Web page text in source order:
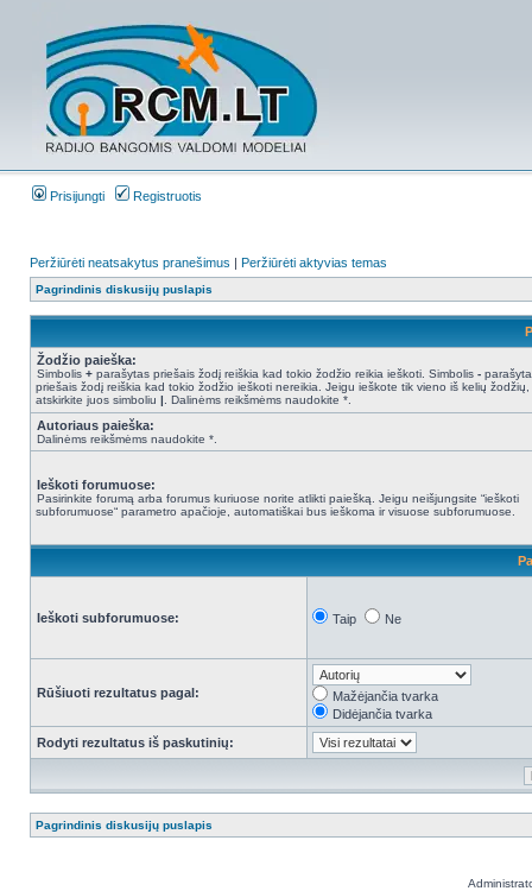
Prisijungti Registruotis
Peržiūrėti neatsakytus pranešimus | Peržiūrėti aktyvias temas
Pagrindinis diskusijų puslapis
Žodžio paieška:
Simbolis + parašytas priešais žodį reiškia kad tokio žodžio reikia ieškoti. Simbolis -
priešais žodį reiškia kad tokio žodžio ieškoti nereikia. Jeigu ieškote tik vieno iš kelių žodžių,
atskirkite juos simboliu | . Dalinėms reikšmėms naudokite *.
Autoriaus paieška:
Dalinėms reikšmėms naudokite *.
Ieškoti forumuose:
Pasirinkite forumą arba forumus kuriuose norite atlikti paiešką. Jeigu neišjungsite “ieškoti
subforumuose“ parametro apačioje, automatiškai bus ieškoma ir visuose subforumuose.
Ieškoti subforumuose: Taip Ne
Rūšiuoti rezultatus pagal:
Mažėjančia tvarka
Didėjančia tvarka
Rodyti rezultatus iš paskutinių:
Pagrindinis diskusijų puslapis